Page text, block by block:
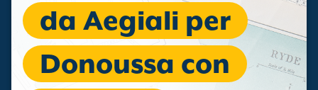
da Aegiali per
Donoussa con